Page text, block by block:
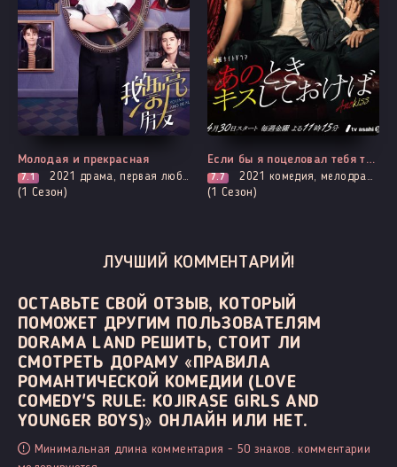
Выходит - 34 Серия
Молодая и прекрасная
7.1 2021 драма, первая любовь, комедия, мелодрама, романтика
(1 Сезон)
Выходит - 5 Серия
Если бы я поцеловал тебя тогда
7.7 2021 комедия, мелодрама, романтика, про призраков, демонов и сверхъестественное, смерть
(1 Сезон)
ЛУЧШИЙ КОММЕНТАРИЙ!
ОСТАВЬТЕ СВОЙ ОТЗЫВ, КОТОРЫЙ
ПОМОЖЕТ ДРУГИМ ПОЛЬЗОВАТЕЛЯМ
DORAMA LAND РЕШИТЬ, СТОИТ ЛИ
СМОТРЕТЬ ДОРАМУ «ПРАВИЛА
РОМАНТИЧЕСКОЙ КОМЕДИИ (LOVE
COMEDY'S RULE: KOJIRASE GIRLS AND
YOUNGER BOYS)» ОНЛАЙН ИЛИ НЕТ.
Минимальная длина комментария - 50 знаков. комментарии